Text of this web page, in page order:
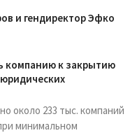
и гендиректор Эфко
компанию к закрытию
около 233 тыс. компаний
минимальном